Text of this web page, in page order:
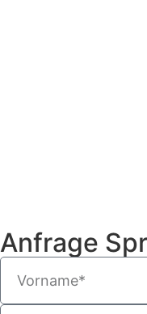
Anfrage